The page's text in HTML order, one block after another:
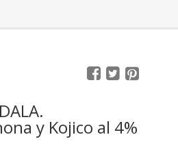
y Kojico al 4%